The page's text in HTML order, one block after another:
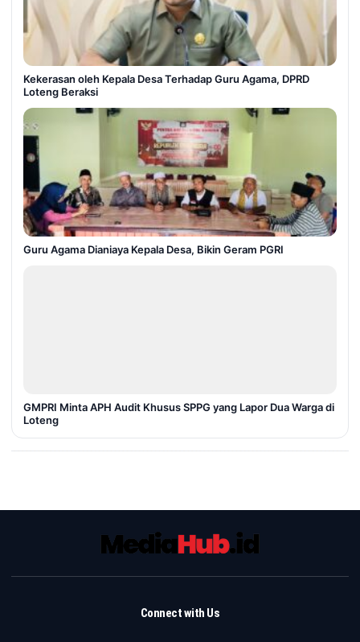
Kekerasan oleh Kepala Desa Terhadap Guru Agama, DPRD
Loteng Beraksi
Guru Agama Dianiaya Kepala Desa, Bikin Geram PGRI
GMPRI Minta APH Audit Khusus SPPG yang Lapor Dua Warga di
Loteng
Connect with Us